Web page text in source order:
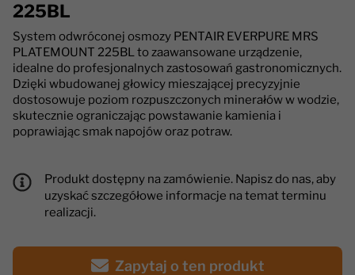
225BL
System odwróconej osmozy PENTAIR EVERPURE MRS
PLATEMOUNT 225BL to zaawansowane urządzenie,
idealne do profesjonalnych zastosowań gastronomicznych.
Dzięki wbudowanej głowicy mieszającej precyzyjnie
dostosowuje poziom rozpuszczonych minerałów w wodzie,
skutecznie ograniczając powstawanie kamienia i
poprawiając smak napojów oraz potraw.
Produkt dostępny na zamówienie. Napisz do nas, aby
uzyskać szczegółowe informacje na temat terminu
realizacji.
Zapytaj o ten produkt